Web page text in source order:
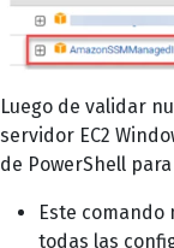
Luego de validar
servidor EC2
de PowerShell
Este comando
todas las